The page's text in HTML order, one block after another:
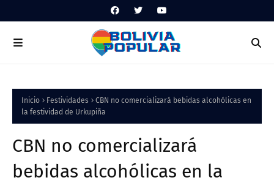
Inicio Festividades
CBN no comercializará bebidas alcohólicas en
la festividad de Urkupiña
CBN no comercializará
bebidas alcohólicas en la